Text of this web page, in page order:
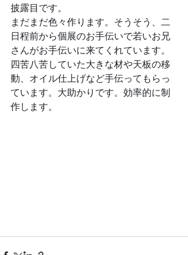
披露目です。
まだまだ色々作ります。そうそう、二
日程前から個展のお手伝いで若いお兄
さんがお手伝いに来てくれています。
四苦八苦していた大きな材や天板の移
動、オイル仕上げなど手伝ってもらっ
ています。大助かりです。効率的に制
作します。